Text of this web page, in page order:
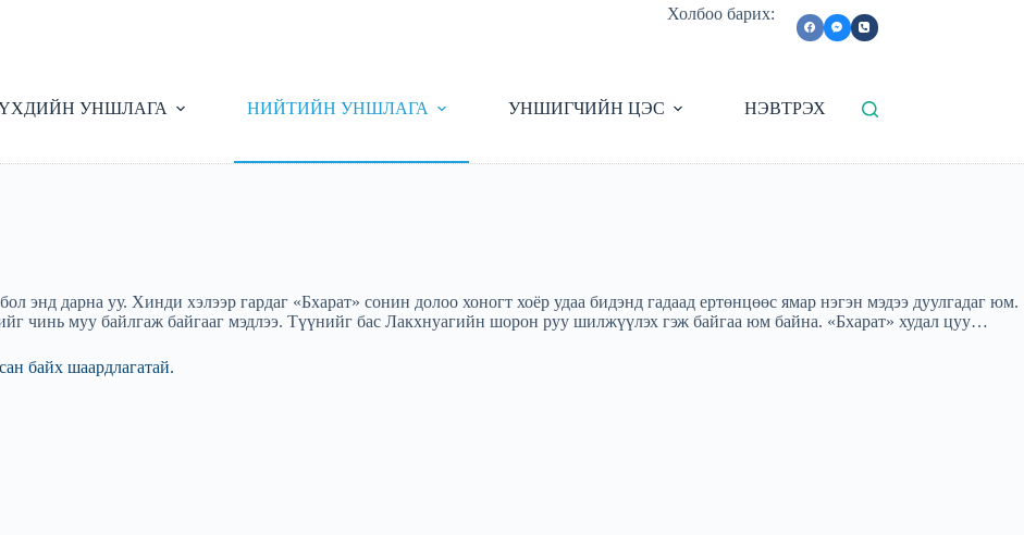
Холбоо барих:
УНШЛАГА НИЙТИЙН УНШЛАГА УНШИГЧИЙН ЦЭС НЭВТРЭХ
дарна уу. Хинди хэлээр гардаг «Бхарат» сонин долоо хоногт хоёр удаа бидэнд гадаад ертөнцөөс ямар нэгэн мэдээ дуулгадаг юм.
чинь муу байлгаж байгааг мэдлээ. Түүнийг бас Лакхнуагийн шорон руу шилжүүлэх гэж байгаа юм байна. «Бхарат» худал цуу…
байх шаардлагатай.